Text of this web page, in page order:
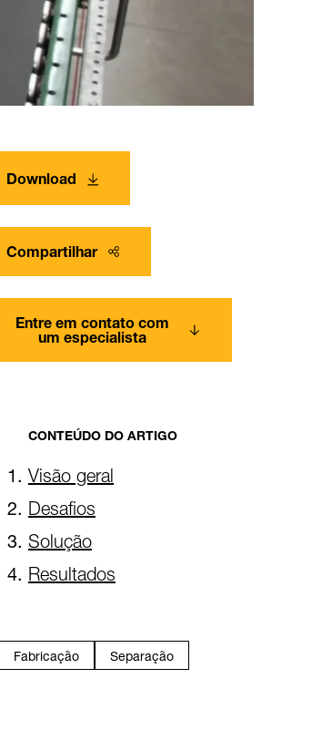
Download
Compartilhar
Entre em contato com
um especialista
CONTEÚDO DO ARTIGO
Visão geral
Desafios
Solução
Resultados
Fabricação Separação